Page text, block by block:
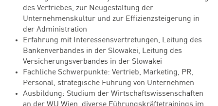
des Vertriebes, zur Neugestaltung der
Unternehmenskultur und zur Effizienzsteigerung in
der Administration
Erfahrung mit Interessensvertretungen, Leitung des
Bankenverbandes in der Slowakei, Leitung des
Versicherungsverbandes in der Slowakei
Fachliche Schwerpunkte: Vertrieb, Marketing, PR,
Personal, strategische Führung von Unternehmen
Ausbildung: Studium der Wirtschaftswissenschaften